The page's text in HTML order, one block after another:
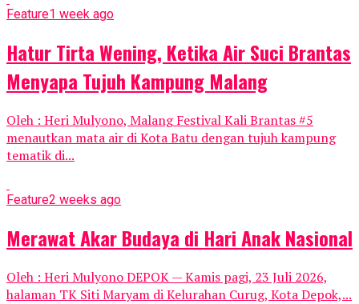
Feature1 week ago
Hatur Tirta Wening, Ketika Air Suci Brantas
Menyapa Tujuh Kampung Malang
Oleh : Heri Mulyono, Malang Festival Kali Brantas #5
menautkan mata air di Kota Batu dengan tujuh kampung
tematik di...
Feature2 weeks ago
Merawat Akar Budaya di Hari Anak Nasional
Oleh : Heri Mulyono DEPOK — Kamis pagi, 23 Juli 2026,
halaman TK Siti Maryam di Kelurahan Curug, Kota Depok,...